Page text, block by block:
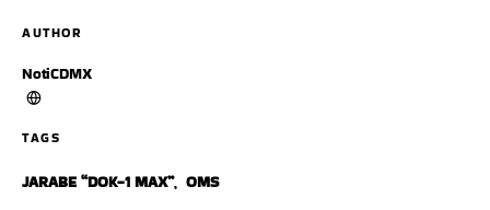
AUTHOR
NotiCDMX
TAGS
JARABE “DOK-1 MAX”, OMS